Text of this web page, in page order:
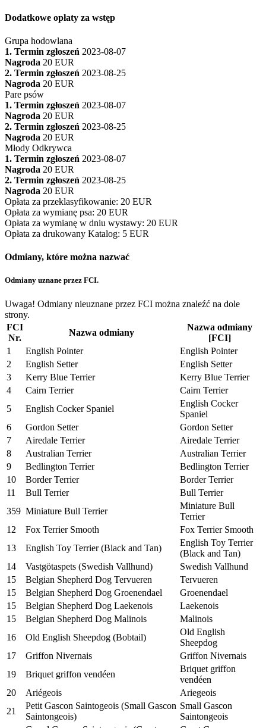
Dodatkowe opłaty za wstęp
Grupa hodowlana
1. Termin zgłoszeń 2023-08-07
Nagroda 20 EUR
2. Termin zgłoszeń 2023-08-25
Nagroda 20 EUR
Pare psów
1. Termin zgłoszeń 2023-08-07
Nagroda 20 EUR
2. Termin zgłoszeń 2023-08-25
Nagroda 20 EUR
Młody Odkrywca
1. Termin zgłoszeń 2023-08-07
Nagroda 20 EUR
2. Termin zgłoszeń 2023-08-25
Nagroda 20 EUR
Opłata za przeklasyfikowanie: 20 EUR
Opłata za wymianę psa: 20 EUR
Opłata za wymianę w dniu wystawy: 20 EUR
Opłata za drukowany Katalog: 5 EUR
Odmiany, które można nazwać
Odmiany uznane przez FCI.
Uwaga! Odmiany nieuznane przez FCI można znaleźć na dole
strony.
FCI
Nr.
Nazwa odmiany
Nazwa odmiany
[FCI]
1
English Pointer
English Pointer
2
English Setter
English Setter
3
Kerry Blue Terrier
Kerry Blue Terrier
4
Cairn Terrier
Cairn Terrier
5
English Cocker Spaniel
English Cocker
Spaniel
6
Gordon Setter
Gordon Setter
7
Airedale Terrier
Airedale Terrier
8
Australian Terrier
Australian Terrier
9
Bedlington Terrier
Bedlington Terrier
10
Border Terrier
Border Terrier
11
Bull Terrier
Bull Terrier
359 Miniature Bull Terrier
Miniature Bull
Terrier
12
Fox Terrier Smooth
Fox Terrier Smooth
13
English Toy Terrier (Black and Tan)
English Toy Terrier
(Black and Tan)
14
Vastgötaspets (Swedish Vallhund)
Swedish Vallhund
15
Belgian Shepherd Dog Tervueren
Tervueren
15
Belgian Shepherd Dog Groenendael
Groenendael
15
Belgian Shepherd Dog Laekenois
Laekenois
15
Belgian Shepherd Dog Malinois
Malinois
16
Old English Sheepdog (Bobtail)
Old English
Sheepdog
17
Griffon Nivernais
Griffon Nivernais
19
Briquet griffon vendéen
Briquet griffon
vendéen
20
Ariégeois
Ariegeois
21
Petit Gascon Saintogeois (Small Gascon
Saintongeois)
Small Gascon
Saintongeois